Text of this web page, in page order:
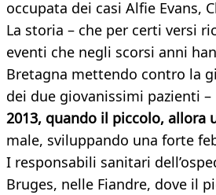
occupata dei casi Alfie Evans,
La storia – che per certi versi
eventi che negli scorsi anni
Bretagna mettendo contro la
dei due giovanissimi pazienti
2013, quando il piccolo, allora
male, sviluppando una forte
I responsabili sanitari
Bruges, nelle Fiandre, dove il